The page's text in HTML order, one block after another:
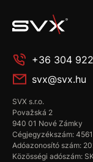
+36 304
svx@svx.hu
SVX s.r.o.
Považská 2
940 01 Nové Zámky
Cégjegyzékszám:
Adóazonosító szám:
Közösségi adószám: